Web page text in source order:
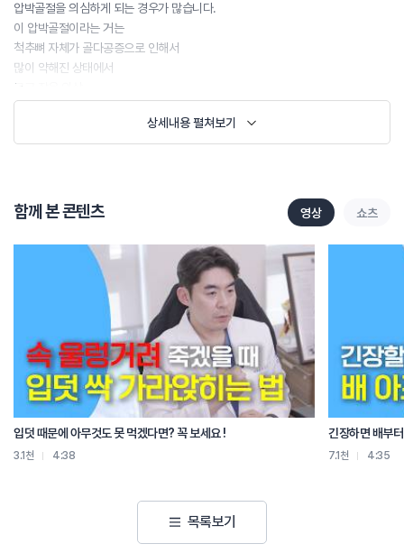
압박골절을 의심하게 되는 경우가 많습니다.
이 압박골절이라는 거는
척추뼈 자체가 골다공증으로 인해서
많이 약해진 상태에서
크고 작은 외상
살짝 넘어진다거나 엉덩방아
사실 그거보다 골다공증이 더 심하신 분들은
어떤 물건을 들으려고 하다가도
척추가 수직으로 압력을 받으면서 푹하고 주저앉게 되는
연세가 드셔가시면서
한 부위에서 두 부위, 세 부위로
늘어나시는 분들이 사실 더 많습니다.
그분들은 기본적으로 골다공증들이 많이 수반되어 있는 상태고
그것들이 충분히 회복되지 않은 상태에서
환자분이 일상생활에서 그냥 복귀가 돼 버린 거예요.
그래서 환자분이 자기가 하고 싶은 대로 다 생활하신 거죠.
그렇게 되면 골다공증 때문에 압박 골절이 오셨는데
충분한 주의 없이 일상생활을 다시 영위하시게 되면
또 같은 병을 갖게 되는 거죠.
내가 골다공증 때문에 압박 골절이 왔다.
난 더 또 다른데도 부러질 수 있구나.
사실 더 안 좋은 거는 한 번 부러진 부위가 더 부러지는 겁니다.
50% 이상 쭈그러지게 되면
상세내용 펼쳐보기
함께 본 콘텐츠 영상 쇼츠
입덧 때문에 아무것도 못 먹겠다면? 꼭 보세요 !
3.1천 4:38
긴장하면 배부
7.1천 4:35
목록보기